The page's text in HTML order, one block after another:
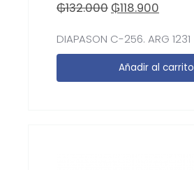
₲132.000 ₲118.900
DIAPASON C-256. ARG 1231
Añadir al carrito